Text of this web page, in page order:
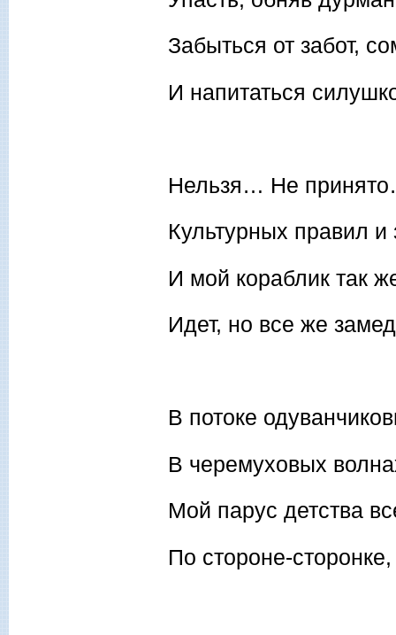
Забыться от забот,
И напитаться
Нельзя… Не
Культурных правил и
И мой кораблик так
Идет, но все же
В потоке
В черемуховых
Мой парус детства
По стороне-